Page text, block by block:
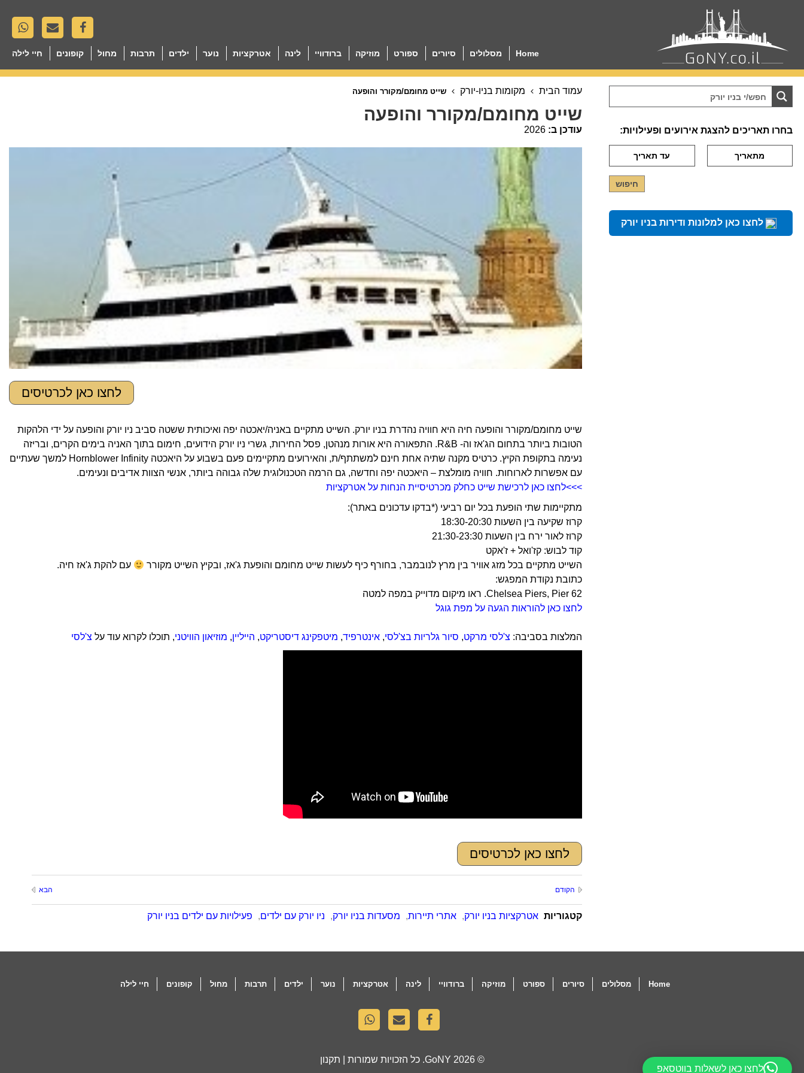
Home מסלולים סיורים ספורט מוזיקה ברודוויי לינה אטרקציות נוער ילדים תרבות מחול קופונים חיי לילה
עמוד הבית מקומות בניו-יורק שייט מחומם/מקורר והופעה
שייט מחומם/מקורר והופעה
עודכן ב: 2026
לחצו כאן לכרטיסים
שייט מחומם/מקורר והופעה חיה היא חוויה נהדרת בניו יורק. השייט מתקיים באניה/יאכטה יפה ואיכותית ששטה סביב ניו יורק והופעה על ידי הלהקות
הטובות ביותר בתחום הג'אז וה- R&B. התפאורה היא אורות מנהטן, פסל החירות, גשרי ניו יורק הידועים, חימום בתוך האניה בימים הקרים, ובריזה
נעימה בתקופת הקיץ. כרטיס מקנה שתיה אחת חינם למשתתף/ת, והאירועים מתקיימים פעם בשבוע על היאכטה Hornblower Infinity למשך שעתיים
עם אפשרות לארוחות. חוויה מומלצת – היאכטה יפה וחדשה, גם הרמה הטכנולוגית שלה גבוהה ביותר, אנשי הצוות אדיבים ונעימים.
>>>לחצו כאן לרכישת שייט כחלק מכרטיסיית הנחות על אטרקציות
מתקיימות שתי הופעת בכל יום רביעי (*בדקו עדכונים באתר):
קרוז שקיעה בין השעות 18:30-20:30
קרוז לאור ירח בין השעות 21:30-23:30
קוד לבוש: קז'ואל + ז'אקט
השייט מתקיים בכל מזג אוויר בין מרץ לנובמבר, בחורף כיף לעשות שייט מחומם והופעת ג'אז, ובקיץ השייט מקורר
עם להקת ג'אז חיה.
כתובת נקודת המפגש:
Chelsea Piers, Pier 62. ראו מיקום מדוייק במפה למטה
לחצו כאן להוראות הגעה על מפת גוגל
המלצות בסביבה: צ'לסי מרקט, סיור גלריות בצ'לסי, אינטרפיד, מיטפקינג דיסטריקט, הייליין, מוזיאון הוויטני, תוכלו לקרוא עוד על צ'לסי
לחצו כאן לכרטיסים
הקודם הבא
קטגוריות אטרקציות בניו יורק, אתרי תיירות, מסעדות בניו יורק, ניו יורק עם ילדים, פעילויות עם ילדים בניו יורק
בחרו תאריכים להצגת אירועים ופעילויות:
לחצו כאן למלונות ודירות בניו יורק
Home מסלולים סיורים ספורט מוזיקה ברודוויי לינה אטרקציות נוער ילדים תרבות מחול קופונים חיי לילה
© 2026
GoNY. כל הזכויות שמורות | תקנון
לחצו כאן לשאלות בווטסאפ